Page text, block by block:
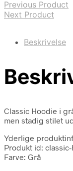
Previous Product
Next Product
Beskrivelse
Classic Hoodie i
men stadig stilet
Yderlige
Produkt id:
Farve: Grå